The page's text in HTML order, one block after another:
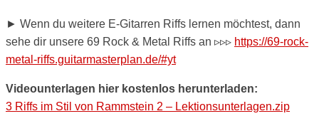
► Wenn du weitere E-Gitarren Riffs lernen möchtest, dann
sehe dir unsere 69 Rock & Metal Riffs an ▹▹▹ https://69-rock-
metal-riffs.guitarmasterplan.de/#yt
Videounterlagen hier kostenlos herunterladen:
3 Riffs im Stil von Rammstein 2 – Lektionsunterlagen.zip